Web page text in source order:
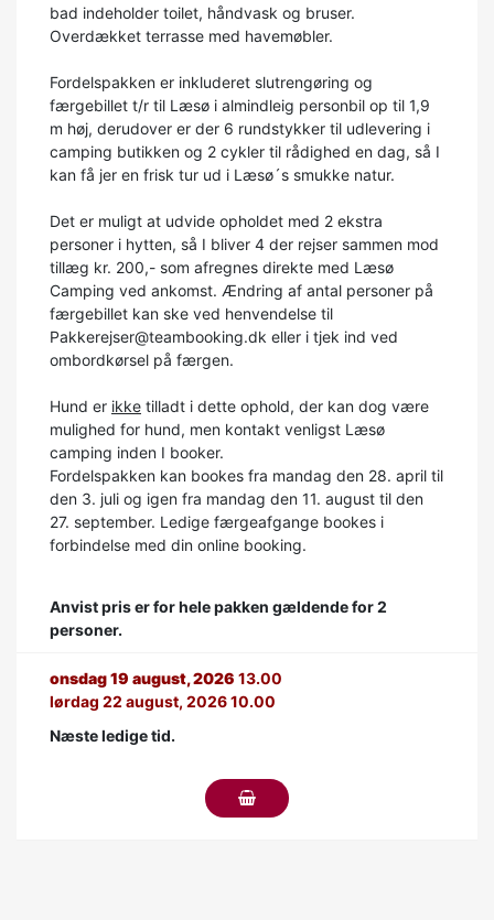
bad indeholder toilet, håndvask og bruser.
Overdækket terrasse med havemøbler.
Fordelspakken er inkluderet slutrengøring og
færgebillet t/r til Læsø i almindleig personbil op til 1,9
m høj, derudover er der 6 rundstykker til udlevering i
camping butikken og 2 cykler til rådighed en dag, så I
kan få jer en frisk tur ud i Læsø´s smukke natur.
Det er muligt at udvide opholdet med 2 ekstra
personer i hytten, så I bliver 4 der rejser sammen mod
tillæg kr. 200,- som afregnes direkte med Læsø
Camping ved ankomst. Ændring af antal personer på
færgebillet kan ske ved henvendelse til
Pakkerejser@teambooking.dk eller i tjek ind ved
ombordkørsel på færgen.
Hund er ikke tilladt i dette ophold, der kan dog være
mulighed for hund, men kontakt venligst Læsø
camping inden I booker.
Fordelspakken kan bookes fra mandag den 28. april til
den 3. juli og igen fra mandag den 11. august til den
27. september. Ledige færgeafgange bookes i
forbindelse med din online booking.
Anvist pris er for hele pakken gældende for 2
personer.
onsdag 19 august, 2026 13.00
lørdag 22 august, 2026 10.00
Næste ledige tid.